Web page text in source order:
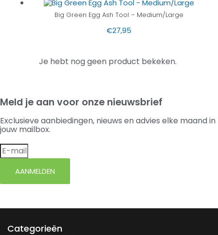
Big Green Egg Ash Tool – Medium/Large
€27,95
Je hebt nog geen product bekeken.
Meld je aan voor onze nieuwsbrief
Exclusieve aanbiedingen, nieuws en advies elke maand in
jouw mailbox.
AANMELDEN
Categorieën